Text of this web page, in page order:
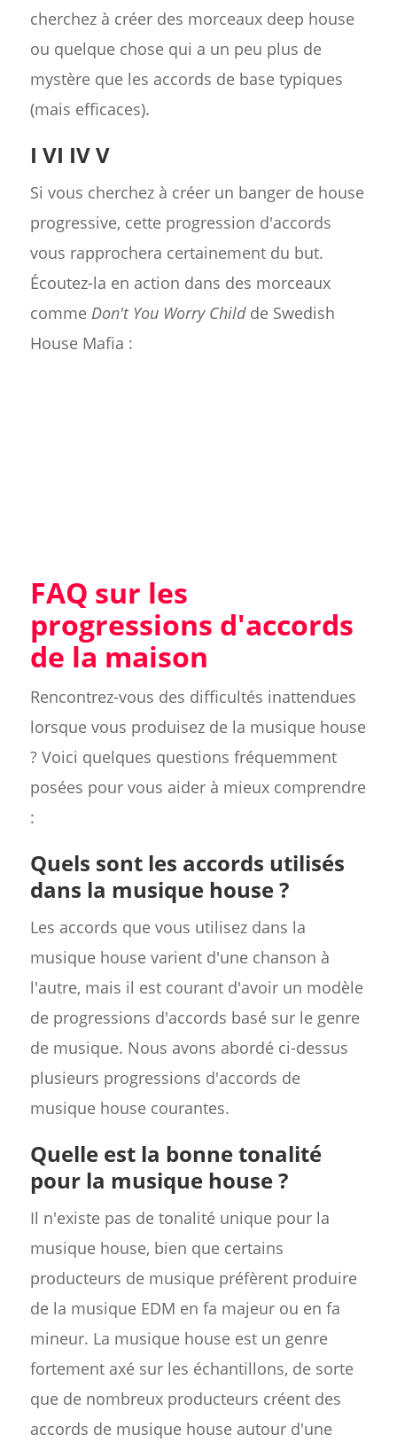
cherchez à créer des morceaux deep house
ou quelque chose qui a un peu plus de
mystère que les accords de base typiques
(mais efficaces).
I VI IV V
Si vous cherchez à créer un banger de house
progressive, cette progression d'accords
vous rapprochera certainement du but.
Écoutez-la en action dans des morceaux
comme Don't You Worry Childde Swedish
House Mafia :
FAQ sur les
progressions d'accords
de la maison
Rencontrez-vous des difficultés inattendues
lorsque vous produisez de la musique house
? Voici quelques questions fréquemment
posées pour vous aider à mieux comprendre
:
Quels sont les accords utilisés
dans la musique house ?
Les accords que vous utilisez dans la
musique house varient d'une chanson à
l'autre, mais il est courant d'avoir un modèle
de progressions d'accords basé sur le genre
de musique. Nous avons abordé ci-dessus
plusieurs progressions d'accords de
musique house courantes.
Quelle est la bonne tonalité
pour la musique house ?
Il n'existe pas de tonalité unique pour la
musique house, bien que certains
producteurs de musique préfèrent produire
de la musique EDM en fa majeur ou en fa
mineur. La musique house est un genre
fortement axé sur les échantillons, de sorte
que de nombreux producteurs créent des
accords de musique house autour d'une